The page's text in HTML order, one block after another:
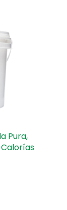
Pura,